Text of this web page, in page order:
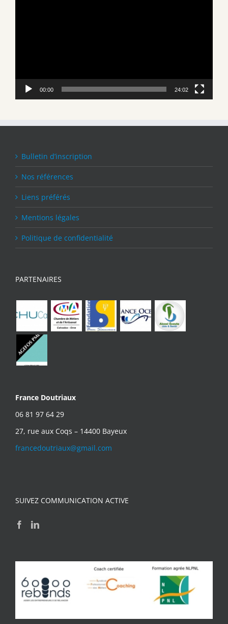
00:00 24:02
Bulletin d’inscription
Nos références
Liens préférés
Mentions légales
Politique de confidentialité
PARTENAIRES
France Doutriaux
06 81 97 64 29
27, rue aux Coqs – 14400 Bayeux
francedoutriaux@gmail.com
SUIVEZ COMMUNICATION ACTIVE